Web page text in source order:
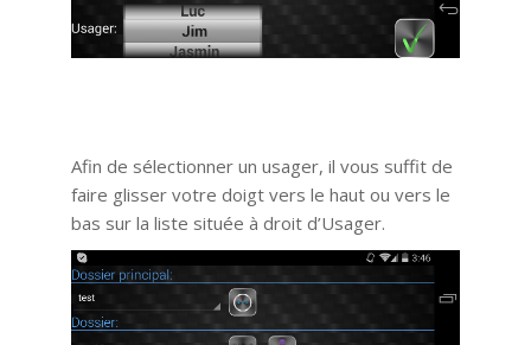
Afin de sélectionner un usager, il vous suffit de
faire glisser votre doigt vers le haut ou vers le
bas sur la liste située à droit d’Usager.